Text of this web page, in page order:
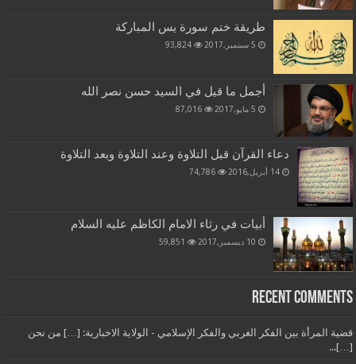
طريقة ختم سورة يس المباركة
5 سبتمبر,2017 93,824
أجمل ما قيل في السيد حسن نصر الله
5 مايو,2017 87,016
دعاء القرآن قبل التلاوة وعند التلاوة وبعد التلاوة
14 أبريل,2016 74,786
أبيات في رثاء الامام الكاظم عليه السلام
10 ديسمبر,2017 59,851
Recent Comments
قضية المرأة بين الفكر الغربي والفكر الإسلامي - الولاية الاخبارية: […] من نحن
[…]...